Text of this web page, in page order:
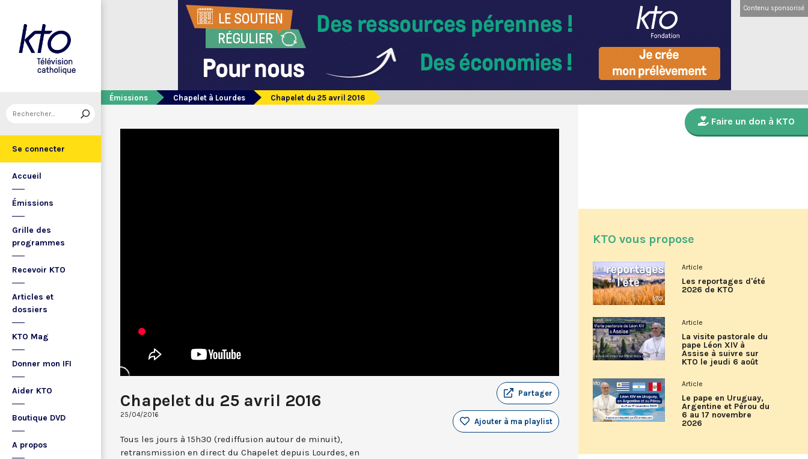
Se connecter
Accueil
Émissions
Grille des
programmes
Recevoir KTO
Articles et
dossiers
KTO Mag
Donner mon IFI
Aider KTO
Boutique DVD
A propos
Contenu sponsorisé
Émissions Chapelet à Lourdes Chapelet du 25 avril 2016
Chapelet du 25 avril 2016
25/04/2016
Partager
Ajouter à ma playlist
Tous les jours à 15h30 (rediffusion autour de minuit),
retransmission en direct du Chapelet depuis Lourdes, en
Faire un don à KTO
KTO vous propose
Article
Les reportages d'été
2026 de KTO
Article
La visite pastorale du
pape Léon XIV à
Assise à suivre sur
KTO le jeudi 6 août
Article
Le pape en Uruguay,
Argentine et Pérou du
6 au 17 novembre
2026